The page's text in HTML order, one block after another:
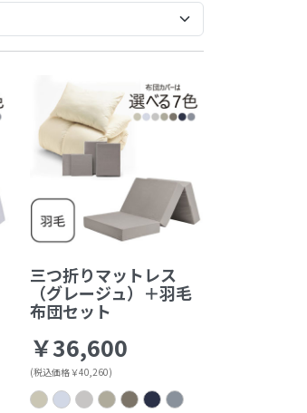
三つ折りマットレス
（グレージュ）＋羽毛
布団セット
￥36,600
(税込価格￥40,260)